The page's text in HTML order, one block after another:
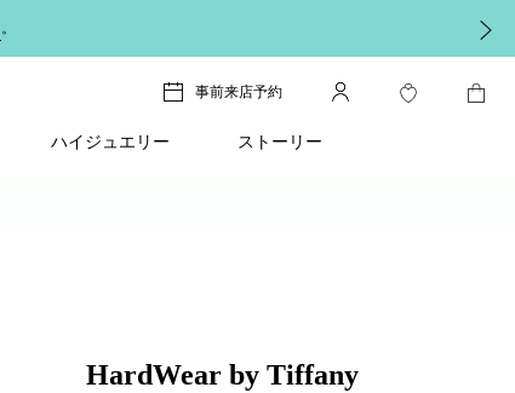
。
事前来店予約
ハイジュエリー ストーリー
HardWear by Tiffany